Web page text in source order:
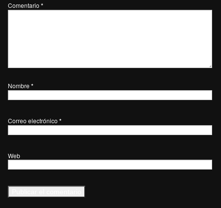
Comentario *
Nombre *
Correo electrónico *
Web